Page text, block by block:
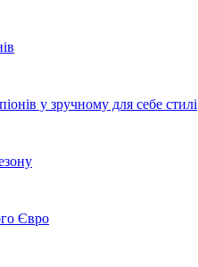
у зручному для себе стилі
Євро